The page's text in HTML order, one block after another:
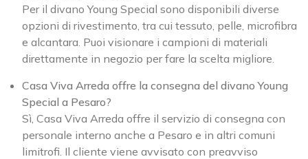
Per il divano Young Special sono disponibili diverse
opzioni di rivestimento, tra cui tessuto, pelle, microfibra
e alcantara. Puoi visionare i campioni di materiali
direttamente in negozio per fare la scelta migliore.
Casa Viva Arreda offre la consegna del divano Young
Special a Pesaro?
Sì, Casa Viva Arreda offre il servizio di consegna con
personale interno anche a Pesaro e in altri comuni
limitrofi. Il cliente viene avvisato con preavviso